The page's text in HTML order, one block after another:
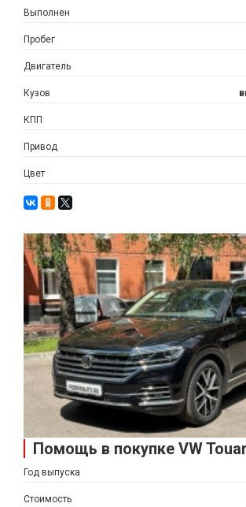
Выполнен
Пробег
Двигатель
Кузов
КПП
Привод
Цвет
Помощь в покупке VW
Год выпуска
Стоимость